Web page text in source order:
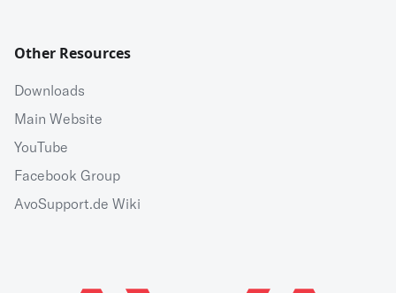
Other Resources
Downloads
Main Website
YouTube
Facebook Group
AvoSupport.de Wiki